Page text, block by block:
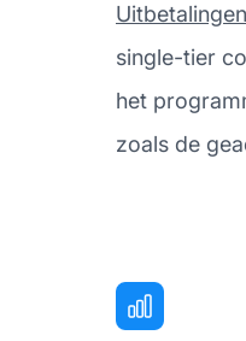
Uitbetalingen
single-tier
het
zoals de